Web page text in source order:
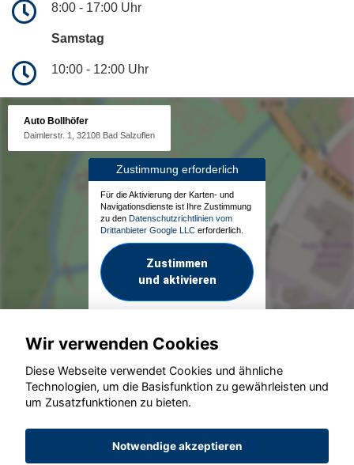
8:00 - 17:00 Uhr
Samstag
10:00 - 12:00 Uhr
Auto Bollhöfer
Daimlerstr. 1, 32108 Bad Salzuflen
Zustimmung erforderlich
Für die Aktivierung der Karten- und
Navigationsdienste ist Ihre Zustimmung
zu den Datenschutzrichtlinien vom
Drittanbieter Google LLC erforderlich.
Zustimmen
und aktivieren
© konjunkturmotor.de GmbH 2020 - 2026
Wir verwenden Cookies
Diese Webseite verwendet Cookies und ähnliche
Technologien, um die Basisfunktion zu gewährleisten und
um Zusatzfunktionen zu bieten.
Notwendige akzeptieren